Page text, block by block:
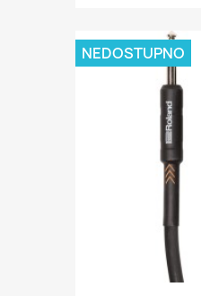
NEDOSTUPNO